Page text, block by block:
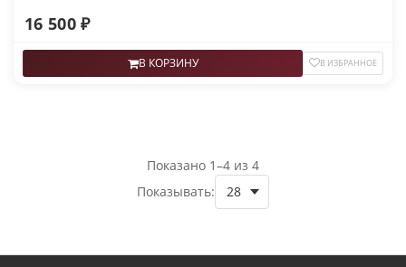
16 500 ₽
В КОРЗИНУ В ИЗБРАННОЕ
Показывать:
Показано 1–4 из 4